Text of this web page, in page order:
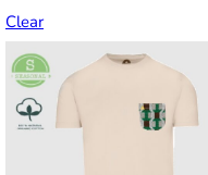
Clear